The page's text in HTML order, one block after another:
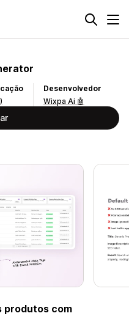
Desenvolvedor
Wixpa Ai 🤖
produtos com